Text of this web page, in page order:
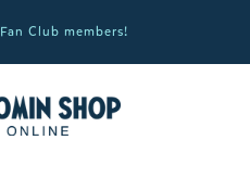
Club members!